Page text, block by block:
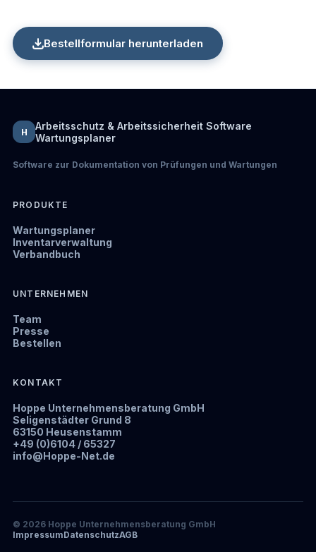
Bestellformular herunterladen
H
Arbeitsschutz & Arbeitssicherheit Software
Wartungsplaner
Software zur Dokumentation von Prüfungen und Wartungen
PRODUKTE
Wartungsplaner
Inventarverwaltung
Verbandbuch
UNTERNEHMEN
Team
Presse
Bestellen
KONTAKT
Hoppe Unternehmensberatung GmbH
Seligenstädter Grund 8
63150 Heusenstamm
+49 (0)6104 / 65327
info@Hoppe-Net.de
© 2026 Hoppe Unternehmensberatung GmbH
ImpressumDatenschutzAGB